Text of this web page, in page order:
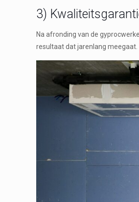
3)
Na afronding van de
resultaat dat jarenlang meegaat.